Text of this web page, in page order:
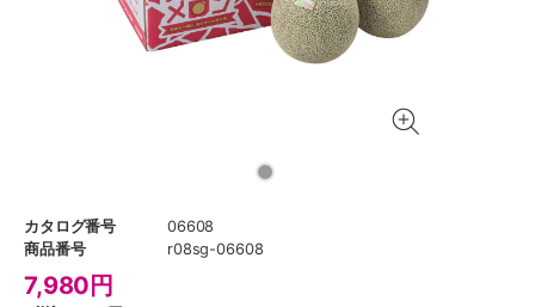
カタログ番号
06608
商品番号
r08sg-06608
7,980 円